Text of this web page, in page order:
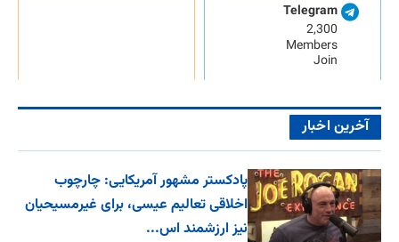
Telegram
2,300
Members
Join
آخرین اخبار
پادکستر مشهور آمریکایی: چارچوب
اخلاقی تعالیم عیسی، برای غیرمسیحیان
نیز ارزشمند اس...